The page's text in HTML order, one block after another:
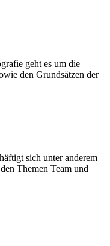
geht es um die
den Grundsätzen der
sich unter anderem
Themen Team und